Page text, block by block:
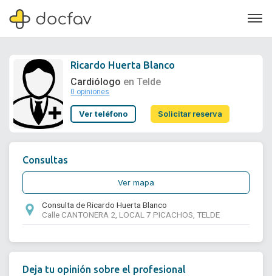
Soporte
Ricardo Huerta Blanco
Cardiólogo en Telde
0 opiniones
Ver teléfono Solicitar reserva
Consultas
Ver mapa
Consulta de Ricardo Huerta Blanco
Calle CANTONERA 2, LOCAL 7 PICACHOS, TELDE
Deja tu opinión sobre el profesional